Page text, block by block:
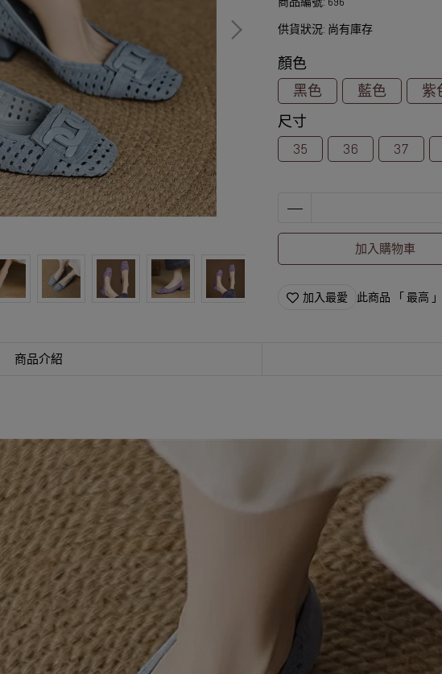
供貨狀況: 尚有庫存
顏色
黑色
藍色
紫
尺寸
35
36 37
加入購物車
加入最愛 此商品 「 最高
商品介紹